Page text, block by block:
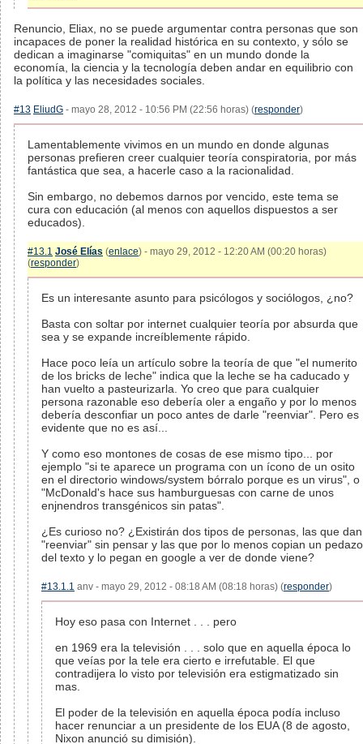
Renuncio, Eliax, no se puede argumentar contra personas que son
incapaces de poner la realidad histórica en su contexto, y sólo se
dedican a imaginarse "comiquitas" en un mundo donde la
economía, la ciencia y la tecnología deben andar en equilibrio con
la política y las necesidades sociales.
#13 EliudG - mayo 28, 2012 - 10:56 PM (22:56 horas) (responder)
Lamentablemente vivimos en un mundo en donde algunas
personas prefieren creer cualquier teoría conspiratoria, por más
fantástica que sea, a hacerle caso a la racionalidad.
Sin embargo, no debemos darnos por vencido, este tema se
cura con educación (al menos con aquellos dispuestos a ser
educados).
#13.1 José Elías (enlace) - mayo 29, 2012 - 12:20 AM (00:20 horas)
(responder)
Es un interesante asunto para psicólogos y sociólogos, ¿no?
Basta con soltar por internet cualquier teoría por absurda que
sea y se expande increíblemente rápido.
Hace poco leía un artículo sobre la teoría de que "el numerito
de los bricks de leche" indica que la leche se ha caducado y
han vuelto a pasteurizarla. Yo creo que para cualquier
persona razonable eso debería oler a engaño y por lo menos
debería desconfiar un poco antes de darle "reenviar". Pero es
evidente que no es así...
Y como eso montones de cosas de ese mismo tipo... por
ejemplo "si te aparece un programa con un ícono de un osito
en el directorio windows/system bórralo porque es un virus", o
"McDonald's hace sus hamburguesas con carne de unos
enjnendros transgénicos sin patas".
¿Es curioso no? ¿Existirán dos tipos de personas, las que dan
"reenviar" sin pensar y las que por lo menos copian un pedazo
del texto y lo pegan en google a ver de donde viene?
#13.1.1 anv - mayo 29, 2012 - 08:18 AM (08:18 horas) (responder)
Hoy eso pasa con Internet . . . pero
en 1969 era la televisión . . . solo que en aquella época lo
que veías por la tele era cierto e irrefutable. El que
contradijera lo visto por televisión era estigmatizado sin
mas.
El poder de la televisión en aquella época podía incluso
hacer renunciar a un presidente de los EUA (8 de agosto,
Nixon anunció su dimisión).